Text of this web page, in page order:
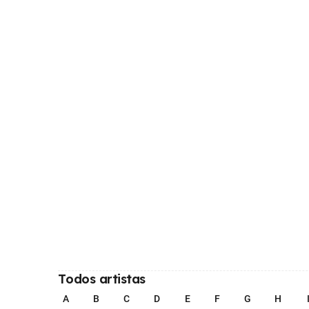
Todos artistas
A B C D E F G H I